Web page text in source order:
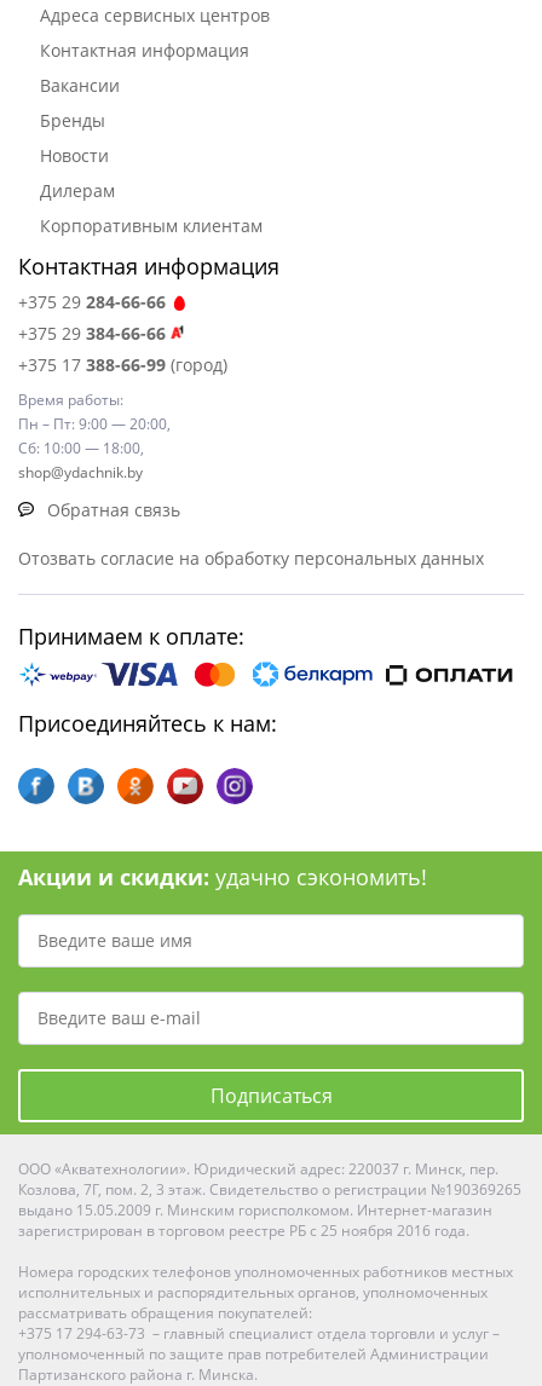
Адреса сервисных центров
Контактная информация
Вакансии
Бренды
Новости
Дилерам
Корпоративным клиентам
Контактная информация
+375 29 284-66-66
+375 29 384-66-66
+375 17 388-66-99 (город)
Время работы:
Пн – Пт: 9:00 — 20:00,
Сб: 10:00 — 18:00,
shop@ydachnik.by
Обратная связь
Отозвать согласие на обработку персональных данных
Принимаем к оплате:
Присоединяйтесь к нам:
Акции и скидки: удачно сэкономить!
Подписаться
ООО «Акватехнологии». Юридический адрес: 220037 г. Минск, пер.
Козлова, 7Г, пом. 2, 3 этаж. Свидетельство о регистрации №190369265
выдано 15.05.2009 г. Минским горисполкомом. Интернет-магазин
зарегистрирован в торговом реестре РБ с 25 ноября 2016 года.
Номера городских телефонов уполномоченных работников местных
исполнительных и распорядительных органов, уполномоченных
рассматривать обращения покупателей:
+375 17 294-63-73 – главный специалист отдела торговли и услуг –
уполномоченный по защите прав потребителей Администрации
Партизанского района г. Минска.